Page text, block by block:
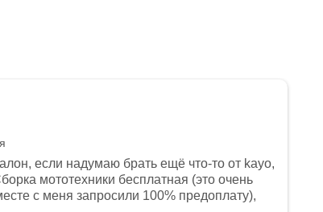
если надумаю брать ещё что-то от kayo,
мототехники бесплатная (это очень
с меня запросили 100% предоплату),